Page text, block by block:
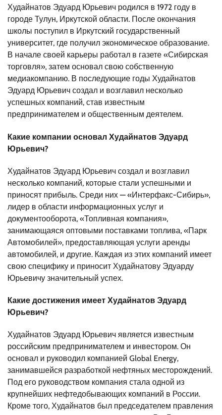
Худайнатов Эдуард Юрьевич родился в 1972 году в
городе Тулун, Иркутской области. После окончания
школы поступил в Иркутский государственный
университет, где получил экономическое образование.
В начале своей карьеры работал в газете «Сибирская
торговля», затем основал свою собственную
медиакомпанию. В последующие годы Худайнатов
Эдуард Юрьевич создал и возглавил несколько
успешных компаний, став известным
предпринимателем и общественным деятелем.
Какие компании основал Худайнатов Эдуард
Юрьевич?
Худайнатов Эдуард Юрьевич создал и возглавил
несколько компаний, которые стали успешными и
приносят прибыль. Среди них — «Интерфакс-Сибирь»,
лидер в области информационных услуг и
документооборота, «Топливная компания»,
занимающаяся оптовыми поставками топлива, «Парк
Автомобилей», предоставляющая услуги аренды
автомобилей, и другие. Каждая из этих компаний имеет
свою специфику и приносит Худайнатову Эдуарду
Юрьевичу значительный успех.
Какие достижения имеет Худайнатов Эдуард
Юрьевич?
Худайнатов Эдуард Юрьевич является известным
российским предпринимателем и инвестором. Он
основал и руководил компанией Global Energy,
занимавшейся разработкой нефтяных месторождений.
Под его руководством компания стала одной из
крупнейших нефтедобывающих компаний в России.
Кроме того, Худайнатов был председателем правления